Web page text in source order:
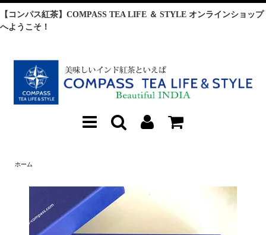
【コンパス紅茶】COMPASS TEA LIFE ＆ STYLE オンラインショップ
へようこそ！
ホーム